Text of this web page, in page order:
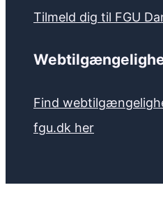
Tilmeld dig til FGU
Find
fgu.dk her